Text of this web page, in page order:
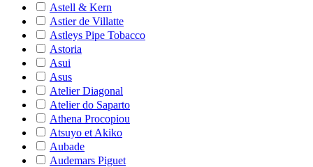
Astell & Kern
Astier de Villatte
Astleys Pipe Tobacco
Astoria
Asui
Asus
Atelier Diagonal
Atelier do Saparto
Athena Procopiou
Atsuyo et Akiko
Aubade
Audemars Piguet